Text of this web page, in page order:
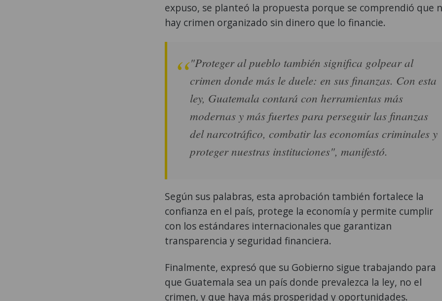
expuso, se planteó la propuesta porque se comprendió que
hay crimen organizado sin dinero que lo financie.
"Proteger al pueblo también significa golpear al
crimen donde más le duele: en sus finanzas. Con esta
ley, Guatemala contará con herramientas más
modernas y más fuertes para perseguir las finanzas
del narcotráfico, combatir las economías criminales y
proteger nuestras instituciones", manifestó.
Según sus palabras, esta aprobación también fortalece la
confianza en el país, protege la economía y permite cumplir
con los estándares internacionales que garantizan
transparencia y seguridad financiera.
Finalmente, expresó que su Gobierno sigue trabajando para
que Guatemala sea un país donde prevalezca la ley, no el
crimen, y que haya más prosperidad y oportunidades.